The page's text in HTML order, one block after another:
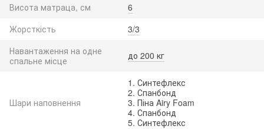
Висота матраца, см
6
Жорсткість
3/3
Навантаження на одне
спальне місце
до 200 кг
Шари наповнення
1. Синтефлекс
2. Спанбонд
3. Піна Airy Foam
4. Спанбонд
5. Синтефлекс